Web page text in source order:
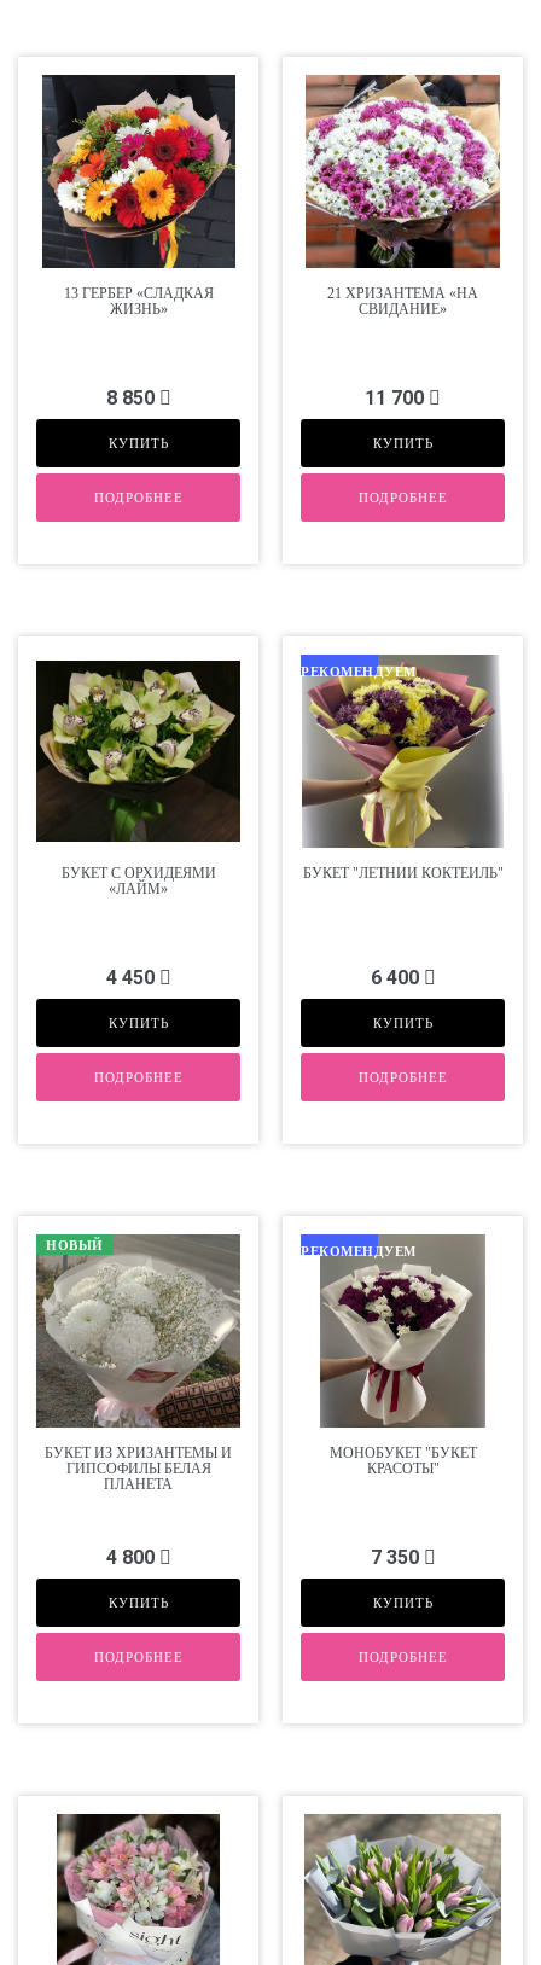
13 ГЕРБЕР «СЛАДКАЯ
ЖИЗНЬ»
8 850
КУПИТЬ
ПОДРОБНЕЕ
21 ХРИЗАНТЕМА «НА
СВИДАНИЕ»
11 700
КУПИТЬ
ПОДРОБНЕЕ
БУКЕТ С ОРХИДЕЯМИ
«ЛАЙМ»
4 450
КУПИТЬ
ПОДРОБНЕЕ
РЕКОМЕНДУЕМ
БУКЕТ "ЛЕТНИЙ КОКТЕЙЛЬ"
6 400
КУПИТЬ
ПОДРОБНЕЕ
НОВЫЙ
БУКЕТ ИЗ ХРИЗАНТЕМЫ И
ГИПСОФИЛЫ БЕЛАЯ
ПЛАНЕТА
4 800
КУПИТЬ
ПОДРОБНЕЕ
РЕКОМЕНДУЕМ
МОНОБУКЕТ "БУКЕТ
КРАСОТЫ"
7 350
КУПИТЬ
ПОДРОБНЕЕ